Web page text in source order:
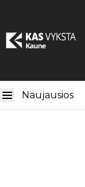
Naujausios